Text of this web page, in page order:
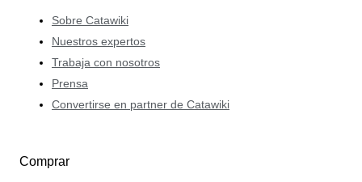
Sobre Catawiki
Nuestros expertos
Trabaja con nosotros
Prensa
Convertirse en partner de Catawiki
Comprar